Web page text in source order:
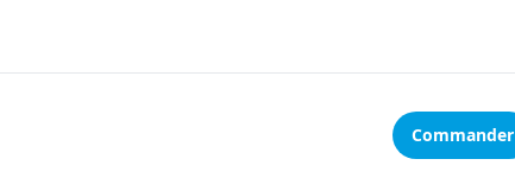
Commander